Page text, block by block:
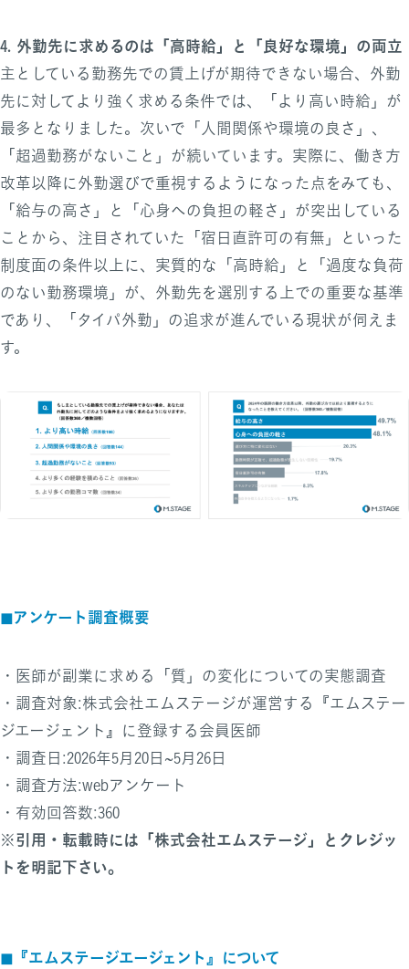
4. 外勤先に求めるのは「高時給」と「良好な環境」の両立
主としている勤務先での賃上げが期待できない場合、外勤
先に対してより強く求める条件では、「より高い時給」が
最多となりました。次いで「人間関係や環境の良さ」、
「超過勤務がないこと」が続いています。実際に、働き方
改革以降に外勤選びで重視するようになった点をみても、
「給与の高さ」と「心身への負担の軽さ」が突出している
ことから、注目されていた「宿日直許可の有無」といった
制度面の条件以上に、実質的な「高時給」と「過度な負荷
のない勤務環境」が、外勤先を選別する上での重要な基準
であり、「タイパ外勤」の追求が進んでいる現状が伺えま
す。
◼︎アンケート調査概要
・医師が副業に求める「質」の変化についての実態調査
・調査対象:株式会社エムステージが運営する『エムステー
ジエージェント』に登録する会員医師
・調査日:2026年5月20日~5月26日
・調査方法:webアンケート
・有効回答数:360
※引用・転載時には「株式会社エムステージ」とクレジッ
トを明記下さい。
◼︎ 『エムステージエージェント』について